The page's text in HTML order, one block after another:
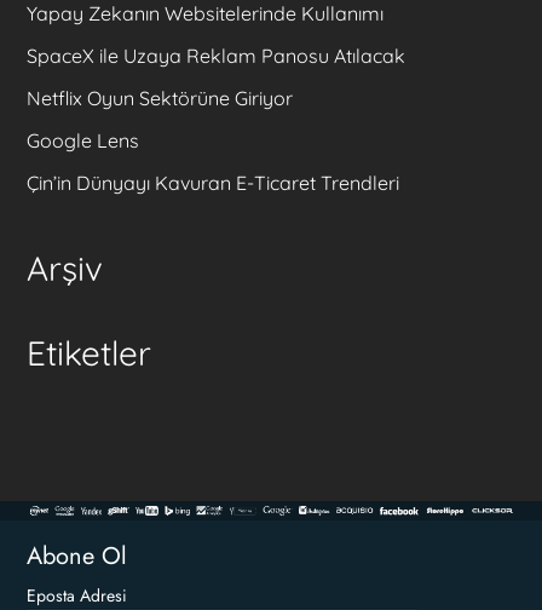
Yapay Zekanın Websitelerinde Kullanımı
SpaceX ile Uzaya Reklam Panosu Atılacak
Netflix Oyun Sektörüne Giriyor
Google Lens
Çin’in Dünyayı Kavuran E-Ticaret Trendleri
Arşiv
Etiketler
Abone Ol
Eposta Adresi